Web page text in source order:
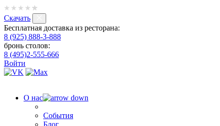
Скачать
Бесплатная доставка из ресторана:
8 (925) 888-3-888
бронь столов:
8 (495)2-555-666
Войти
О нас
События
Блог